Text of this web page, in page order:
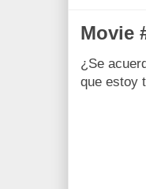
Movie
¿Se
que estoy